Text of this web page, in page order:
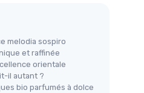
melodia sospiro
et raffinée
orientale
il autant ?
bio parfumés à dolce